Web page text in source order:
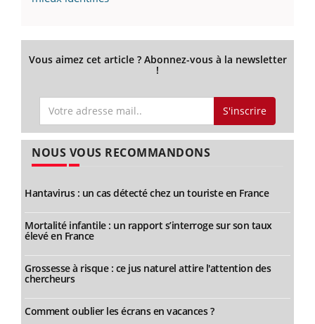
Vous aimez cet article ? Abonnez-vous à la newsletter
!
S'inscrire
NOUS VOUS RECOMMANDONS
Hantavirus : un cas détecté chez un touriste en France
Mortalité infantile : un rapport s’interroge sur son taux
élevé en France
Grossesse à risque : ce jus naturel attire l'attention des
chercheurs
Comment oublier les écrans en vacances ?